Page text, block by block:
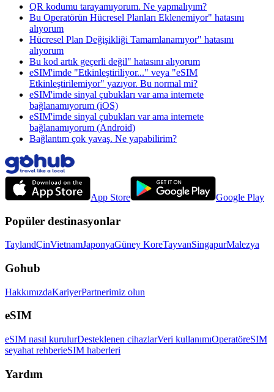
QR kodumu tarayamıyorum. Ne yapmalıyım?
Bu Operatörün Hücresel Planları Eklenemiyor" hatasını
alıyorum
Hücresel Plan Değişikliği Tamamlanamıyor" hatasını
alıyorum
Bu kod artık geçerli değil" hatasını alıyorum
eSIM'imde "Etkinleştiriliyor..." veya "eSIM
Etkinleştirilemiyor" yazıyor. Bu normal mi?
eSIM'imde sinyal çubukları var ama internete
bağlanamıyorum (iOS)
eSIM'imde sinyal çubukları var ama internete
bağlanamıyorum (Android)
Bağlantım çok yavaş. Ne yapabilirim?
App Store Google Play
Popüler destinasyonlar
TaylandÇinVietnamJaponyaGüney KoreTayvanSingapurMalezya
Gohub
HakkımızdaKariyerPartnerimiz olun
eSIM
eSIM nasıl kurulurDesteklenen cihazlarVeri kullanımıOperatöreSIM
seyahat rehberieSIM haberleri
Yardım